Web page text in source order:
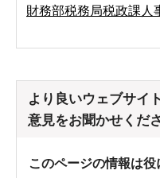
財務部税務局税政課人
より良いウェブサイ
意見をお聞かせくだ
このページの情報は役